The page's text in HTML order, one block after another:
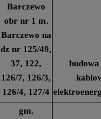
Barczewo
obr nr 1 m.
Barczewo na
dz nr 125/49,
37, 122,
126/7, 126/3,
126/4, 127/4
budowa
gm.